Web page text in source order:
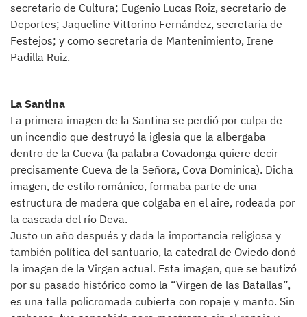
secretario de Cultura; Eugenio Lucas Roiz, secretario de
Deportes; Jaqueline Vittorino Fernández, secretaria de
Festejos; y como secretaria de Mantenimiento, Irene
Padilla Ruiz.
La Santina
La primera imagen de la Santina se perdió por culpa de
un incendio que destruyó la iglesia que la albergaba
dentro de la Cueva (la palabra Covadonga quiere decir
precisamente Cueva de la Señora, Cova Dominica). Dicha
imagen, de estilo románico, formaba parte de una
estructura de madera que colgaba en el aire, rodeada por
la cascada del río Deva.
Justo un año después y dada la importancia religiosa y
también política del santuario, la catedral de Oviedo donó
la imagen de la Virgen actual. Esta imagen, que se bautizó
por su pasado histórico como la “Virgen de las Batallas”,
es una talla policromada cubierta con ropaje y manto. Sin